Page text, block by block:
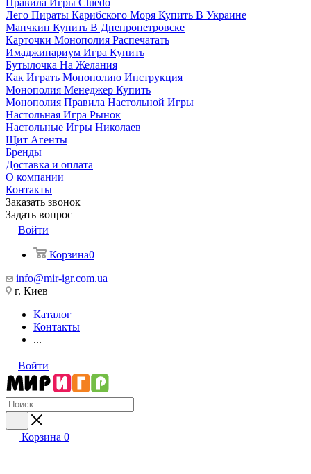
Правила Игры Cluedo
Лего Пираты Карибского Моря Купить В Украине
Манчкин Купить В Днепропетровске
Карточки Монополия Распечатать
Имаджинариум Игра Купить
Бутылочка На Желания
Как Играть Монополию Инструкция
Монополия Менеджер Купить
Монополия Правила Настольной Игры
Настольная Игра Рынок
Настольные Игры Николаев
Щит Агенты
Бренды
Доставка и оплата
О компании
Контакты
Заказать звонок
Задать вопрос
Войти
Корзина0
info@mir-igr.com.ua
г. Киев
Каталог
Контакты
...
Войти
Корзина 0